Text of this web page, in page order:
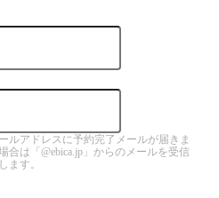
ルアドレスに予約完了メールが届きま
は「@ebica.jp」からのメールを受信
ます。